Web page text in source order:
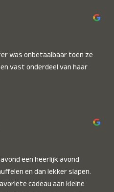
was onbetaalbaar toen ze
vast onderdeel van haar
een heerlijk avond
en dan lekker slapen.
cadeau aan kleine